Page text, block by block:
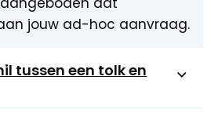
jouw ad-hoc aanvraag.
tussen een tolk en